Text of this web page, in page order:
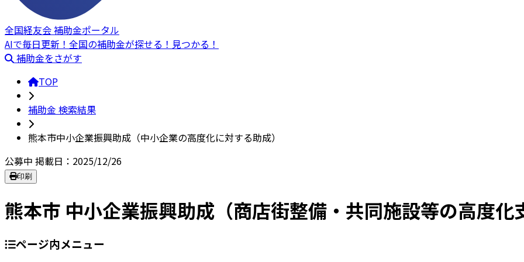
全国経友会 補助金ポータル
AIで毎日更新！全国の補助金が探せる！見つかる！
補助金をさがす
TOP
補助金 検索結果
熊本市中小企業振興助成（中小企業の高度化に対する助成）
公募中 掲載日：2025/12/26
印刷
熊本市 中小企業振興助成（商店街整備・共同施設等の高度化
ページ内メニュー